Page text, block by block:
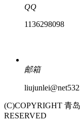
QQ
1136298098
邮箱
(C)COPYRIGHT 青
RESERVED